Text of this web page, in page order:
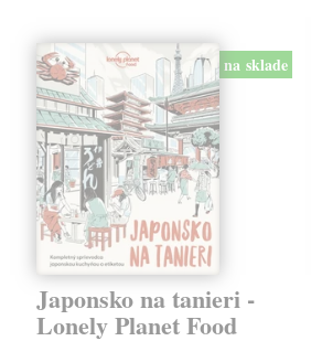
na sklade
Japonsko na tanieri -
Lonely Planet Food